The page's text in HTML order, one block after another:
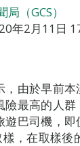
局（GCS）
年2月11日
，由於早前
險最高的人
遊巴司機，
，在取樣後